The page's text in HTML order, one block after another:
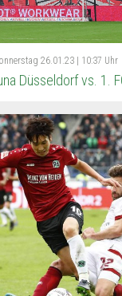
26.01.23 | 10:37 Uhr
Düsseldorf vs. 1.